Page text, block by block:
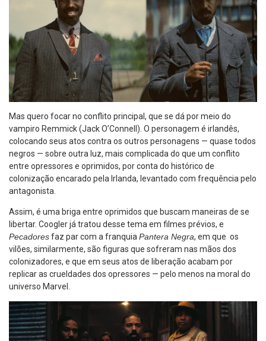
Mas quero focar no conflito principal, que se dá por meio do
vampiro Remmick (Jack O’Connell). O personagem é irlandês,
colocando seus atos contra os outros personagens — quase todos
negros — sobre outra luz, mais complicada do que um conflito
entre opressores e oprimidos, por conta do histórico de
colonização encarado pela Irlanda, levantado com frequência pelo
antagonista.
Assim, é uma briga entre oprimidos que buscam maneiras de se
libertar. Coogler já tratou desse tema em filmes prévios, e
Pecadoresfaz par com a franquiaPantera Negra, em que os
vilões, similarmente, são figuras que sofreram nas mãos dos
colonizadores, e que em seus atos de liberação acabam por
replicar as crueldades dos opressores — pelo menos na moral do
universo Marvel.